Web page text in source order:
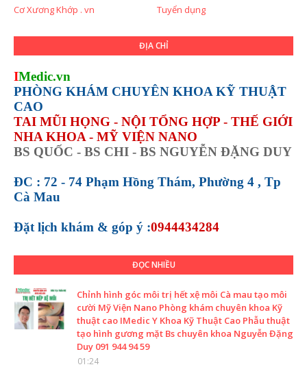
Cơ Xương Khớp . vn
Tuyển dụng
ĐỊA CHỈ
IMedic.vn
PHÒNG KHÁM CHUYÊN KHOA KỸ THUẬT
CAO
TAI MŨI HỌNG - NỘI TỔNG HỢP - THẾ GIỚI
NHA KHOA - MỸ VIỆN NANO
BS QUỐC - BS CHI - BS NGUYỄN ĐẶNG DUY
ĐC : 72 - 74 Phạm Hồng Thám, Phường 4 , Tp
Cà Mau
Đặt lịch khám & góp ý :0944434284
ĐỌC NHIỀU
Chỉnh hình góc môi trị hết xệ môi Cà mau tạo môi
cười Mỹ Viện Nano Phòng khám chuyên khoa Kỹ
thuật cao IMedic Y Khoa Kỹ Thuật Cao Phẫu thuật
tạo hình gương mặt Bs chuyên khoa Nguyễn Đặng
Duy 091 944 94 59
01:24